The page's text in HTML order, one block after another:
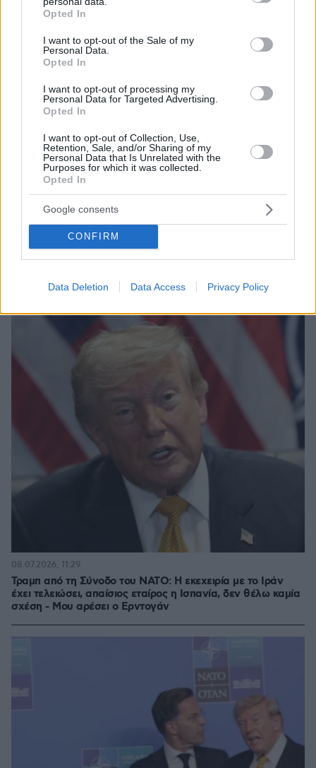
grant or deny consent to Google and its third-party tags to
use your data for below specified purposes in below Google
consent section.
Opted In
I want to opt-out of the Sale of my
Personal Data.
Opted In
I want to opt-out of processing my
Personal Data for Targeted Advertising.
Opted In
I want to opt-out of Collection, Use,
Retention, Sale, and/or Sharing of my
Personal Data that Is Unrelated with the
Purposes for which it was collected.
Opted In
Google consents
CONFIRM
Data Deletion Data Access Privacy Policy
Τραμπ μετά τα αμερικανικά πλήγματα στο Ιράν: «Αν συμβεί
ξανά, θα γίνει πολύ χειρότερο»
Τραμπ από τη Σύνοδο του ΝΑΤΟ: Η εκεχειρία με το Ιράν
έχει τελειώσει, απαίσιος εταίρος η Ισπανία, δεν θέλω καμία
σχέση - Μου αρέσει ο Ερντογάν
08.07.2026, 11:29